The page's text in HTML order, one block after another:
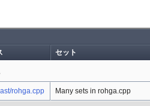
セット
rohga.cpp Many sets in rohga.cpp